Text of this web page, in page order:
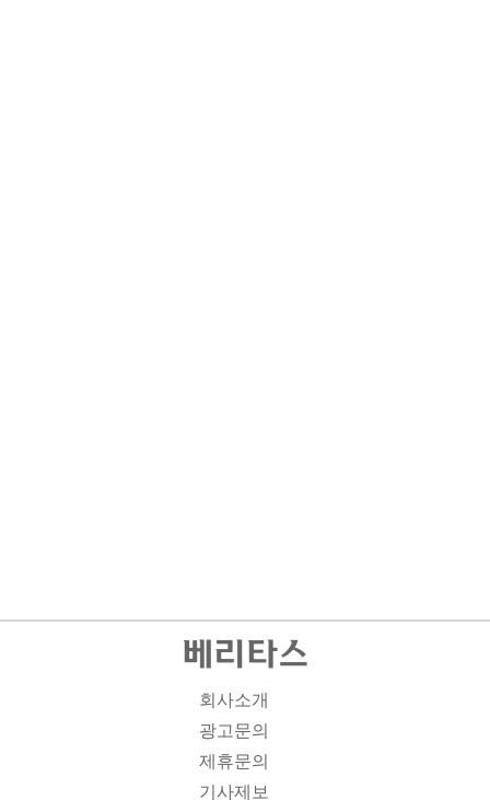
회사소개
광고문의
제휴문의
기사제보